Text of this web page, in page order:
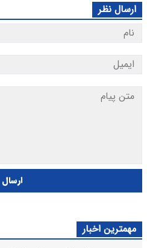
ارسال نظر
ارسال
مهمترین اخبار